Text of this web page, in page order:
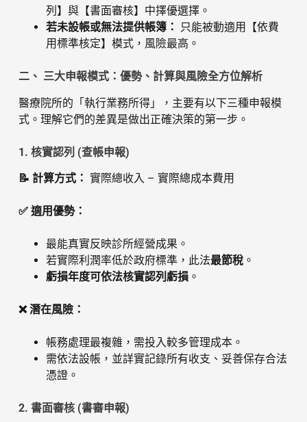
列】與【書面審核】中擇優選擇。
若未設帳或無法提供帳簿：
只能被動適用【依費
用標準核定】模式，風險最高。
二、 三大申報模式：優勢、計算與風險全方位解析
醫療院所的「執行業務所得」，主要有以下三種申報模
式。理解它們的差異是做出正確決策的第一步。
1. 核實認列 (查帳申報)
📝 計算方式： 實際總收入 – 實際總成本費用
✅ 適用優勢：
最能真實反映診所經營成果。
若實際利潤率低於政府標準，此法最節稅。
虧損年度可依法核實認列虧損。
❌ 潛在風險：
帳務處理最複雜，需投入較多管理成本。
需依法設帳，並詳實記錄所有收支、妥善保存合法
憑證。
2. 書面審核 (書審申報)